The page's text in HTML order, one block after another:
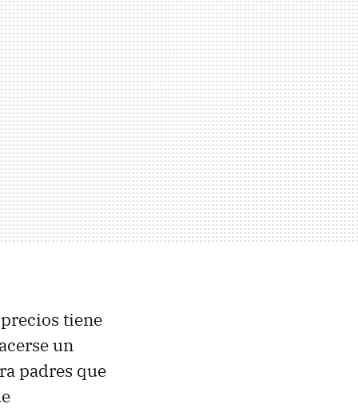
tiene
un
padres que